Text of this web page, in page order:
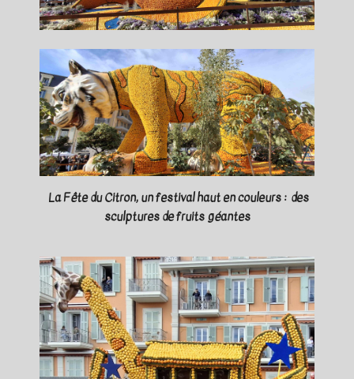
La Fête du Citron, un festival haut en couleurs : des
sculptures de fruits géantes